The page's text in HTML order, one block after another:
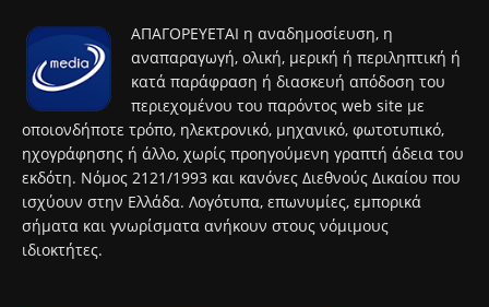
ΑΠΑΓΟΡΕΥΕΤΑΙ η αναδημοσίευση, η
αναπαραγωγή, ολική, μερική ή περιληπτική ή
κατά παράφραση ή διασκευή απόδοση του
περιεχομένου του παρόντος web site με
οποιονδήποτε τρόπο, ηλεκτρονικό, μηχανικό, φωτοτυπικό,
ηχογράφησης ή άλλο, χωρίς προηγούμενη γραπτή άδεια του
εκδότη. Νόμος 2121/1993 και κανόνες Διεθνούς Δικαίου που
ισχύουν στην Ελλάδα. Λογότυπα, επωνυμίες, εμπορικά
σήματα και γνωρίσματα ανήκουν στους νόμιμους
ιδιοκτήτες.